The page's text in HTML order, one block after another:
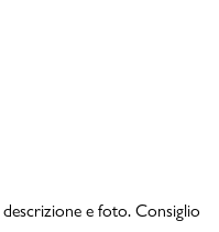
e foto. Consiglio